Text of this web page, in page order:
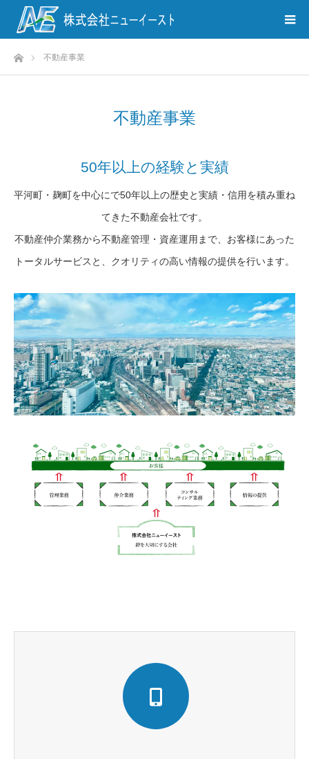
ホーム不動産事業
不動産事業
50年以上の経験と実績
平河町・麹町を中心にで50年以上の歴史と実績・信用を積み重ね
てきた不動産会社です。
不動産仲介業務から不動産管理・資産運用まで、お客様にあった
トータルサービスと、クオリティの高い情報の提供を行います。